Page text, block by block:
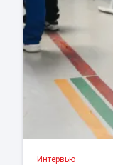
Интервью